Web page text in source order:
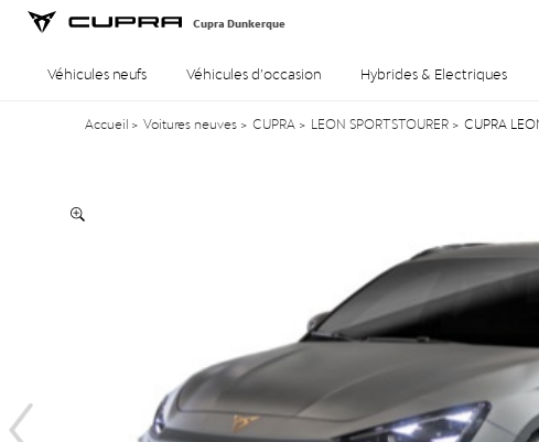
Cupra Dunkerque
Véhicules neufs Véhicules d’occasion Hybrides & Electriques
Accueil > Voitures neuves > CUPRA > LEON SPORTSTOURER > CUPRA